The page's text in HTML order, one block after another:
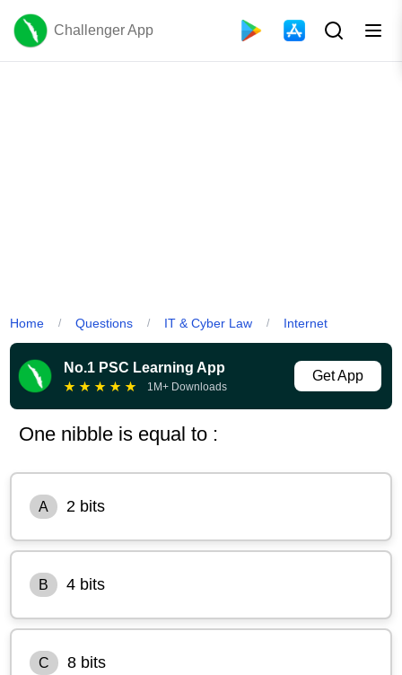
Challenger App
Home / Questions / IT & Cyber Law / Internet
No.1 PSC Learning App
★ ★ ★ ★ ★ 1M+ Downloads
Get App
One nibble is equal to :
A 2 bits
B 4 bits
C 8 bits